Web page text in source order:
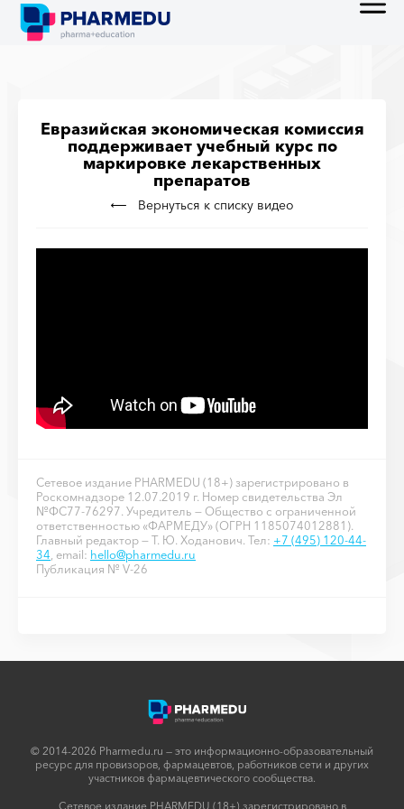
Евразийская экономическая комиссия
поддерживает учебный курс по
маркировке лекарственных
препаратов
Вернуться к списку видео
Сетевое издание PHARMEDU (18+) зарегистрировано в
Роскомнадзоре 12.07.2019 г. Номер свидетельства Эл
№ФС77-76297. Учредитель — Общество с ограниченной
ответственностью «ФАРМЕДУ» (ОГРН 1185074012881).
Главный редактор — Т. Ю. Ходанович. Тел: +7 (495) 120-44-
34 , email: hello@pharmedu.ru
Публикация № V-26
© 2014-2026 Pharmedu.ru — это информационно-образовательный
ресурс для провизоров, фармацевтов, работников сети и других
участников фармацевтического сообщества.
Сетевое издание PHARMEDU (18+) зарегистрировано в